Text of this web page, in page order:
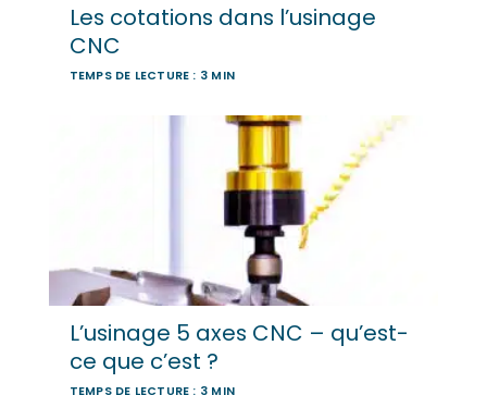
Les cotations dans l’usinage
CNC
TEMPS DE LECTURE : 3 MIN
L’usinage 5 axes CNC – qu’est-
ce que c’est ?
TEMPS DE LECTURE : 3 MIN